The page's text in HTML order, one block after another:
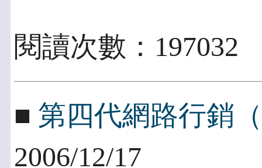
閱讀次數：
■ 第四代網路行銷
2006/12/17